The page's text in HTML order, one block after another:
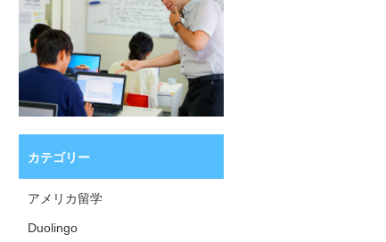
カテゴリー
アメリカ留学
Duolingo